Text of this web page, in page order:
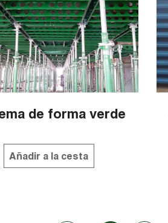
de forma verde
Añadir a la cesta